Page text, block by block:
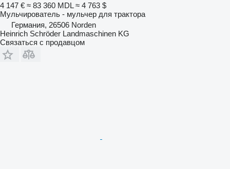
4 147 € ≈ 83 360 MDL ≈ 4 763 $
Мульчирователь - мульчер для трактора
Германия, 26506 Norden
Heinrich Schröder Landmaschinen KG
Связаться с продавцом